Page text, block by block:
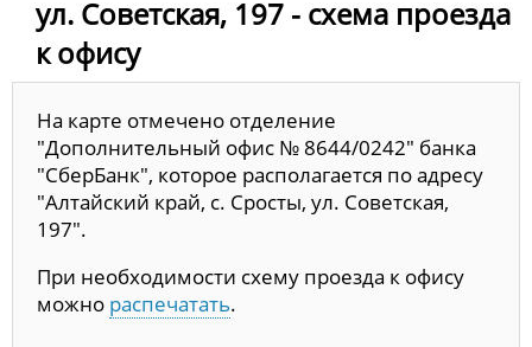
ул. Советская, 197 - схема проезда
к офису
На карте отмечено отделение
"Дополнительный офис № 8644/0242" банка
"СберБанк", которое располагается по адресу
"Алтайский край, с. Сросты, ул. Советская,
197".
При необходимости схему проезда к офису
можно распечатать.